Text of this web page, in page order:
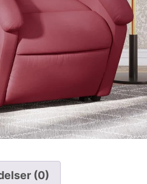
(0)